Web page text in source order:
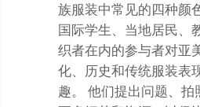
族服装中常见的四种颜
国际学生、当地居民、
织者在内的参与者对亚
化、历史和传统服装表
趣。 他们提出问题、拍